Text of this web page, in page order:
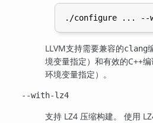
LLVM支持需要兼容的clang
境变量指定）和有效的C++
环境变量指定）。
--with-lz4
支持 LZ4 压缩构建。 使用